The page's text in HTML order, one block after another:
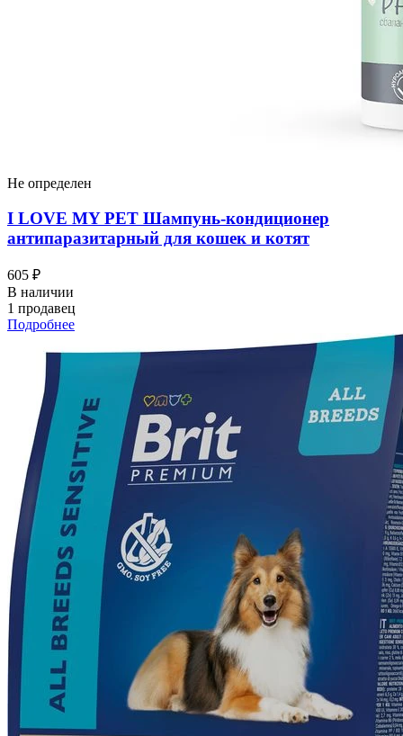
Не определен
I LOVЕ MY PET Шампунь-кондиционер
антипаразитарный для кошек и котят
605 ₽
В наличии
1 продавец
Подробнее